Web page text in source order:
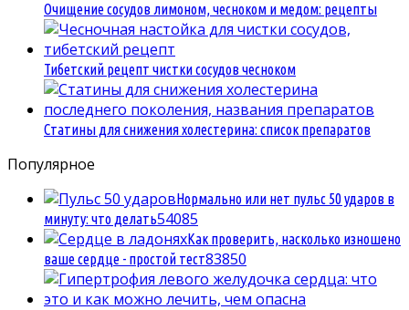
Очищение сосудов лимоном, чесноком и медом: рецепты
Тибетский рецепт чистки сосудов чесноком
Статины для снижения холестерина: список препаратов
Популярное
Нормально или нет пульс 50 ударов в
минуту: что делать54085
Как проверить, насколько изношено
ваше сердце - простой тест83850